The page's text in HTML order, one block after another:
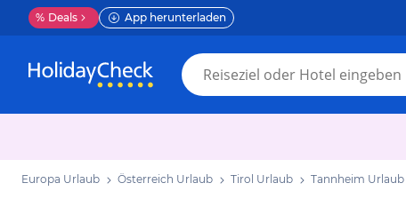
% Deals App herunterladen
Europa Urlaub Österreich Urlaub Tirol Urlaub Tannheim Urlaub